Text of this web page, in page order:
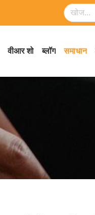
वीआर शो ब्लॉग समाधान